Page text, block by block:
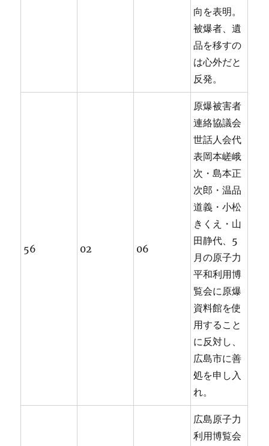
向を表明。
被爆者、遺
品を移すの
は心外だと
反発。
56 02 06
原爆被害者
連絡協議会
世話人会代
表岡本嵯峨
次・島本正
次郎・温品
道義・小松
きくえ・山
田静代、5
月の原子力
平和利用博
覧会に原爆
資料館を使
用すること
に反対し、
広島市に善
処を申し入
れ。
広島原子力
利用博覧会